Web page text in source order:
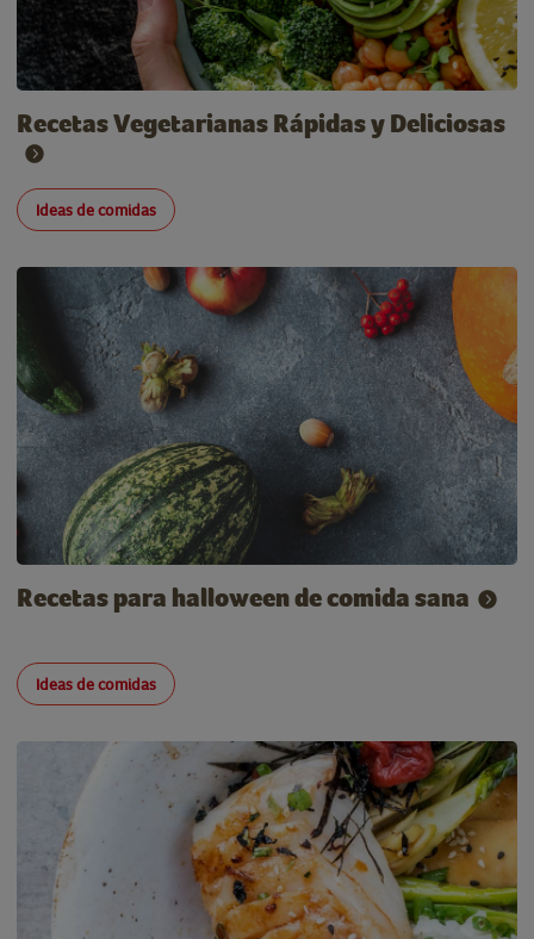
Recetas Vegetarianas Rápidas y Deliciosas
Ideas de comidas
Recetas para halloween de comida sana
Ideas de comidas